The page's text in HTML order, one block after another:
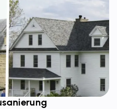
entdecken